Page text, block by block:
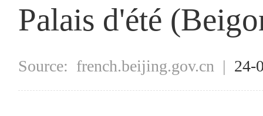
Palais d'été
Source: french.beijing.gov.cn | 24-